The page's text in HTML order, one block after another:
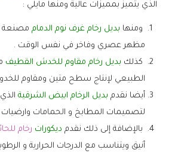
الذي يتميز بمميزات عالية ومنها مايلي :
ومنها بديل رخام غرف نوم الدمام مصنعة
مظهر عصري وفاخر في نفس الوقت .
كذلك بديل رخام مقاوم للخدش القطيف
الطبيعي لإنتاج سطح متين ومقاوم
أيضا نقدم بديل الرخام ابيض الشرقية
لتصميمات المطابخ و الحمامات وارضيات
بالإضافة إلى ذلك نقدم ديكورات رخام
أنيق ويتناسب مع الدرجات الحرارية و